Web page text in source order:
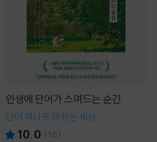
인생에 단어가 스며드는 순간
단어 하나로 바뀌는 세상
10.0 (16)